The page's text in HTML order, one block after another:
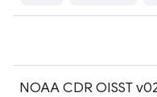
NOAA CDR OISST